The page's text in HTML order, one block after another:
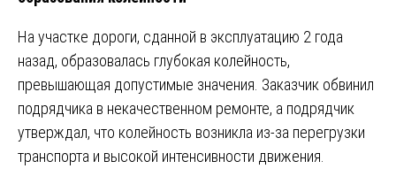
На участке дороги, сданной в эксплуатацию 2 года
назад, образовалась глубокая колейность,
превышающая допустимые значения. Заказчик обвинил
подрядчика в некачественном ремонте, а подрядчик
утверждал, что колейность возникла из-за перегрузки
транспорта и высокой интенсивности движения.